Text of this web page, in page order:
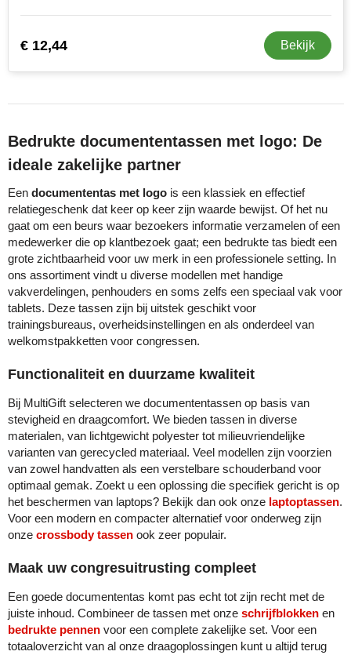
€ 12,44 Bekijk
Bedrukte documententassen met logo: De
ideale zakelijke partner
Een documententas met logois een klassiek en effectief
relatiegeschenk dat keer op keer zijn waarde bewijst. Of het nu
gaat om een beurs waar bezoekers informatie verzamelen of een
medewerker die op klantbezoek gaat; een bedrukte tas biedt een
grote zichtbaarheid voor uw merk in een professionele setting. In
ons assortiment vindt u diverse modellen met handige
vakverdelingen, penhouders en soms zelfs een speciaal vak voor
tablets. Deze tassen zijn bij uitstek geschikt voor
trainingsbureaus, overheidsinstellingen en als onderdeel van
welkomstpakketten voor congressen.
Functionaliteit en duurzame kwaliteit
Bij MultiGift selecteren we documententassen op basis van
stevigheid en draagcomfort. We bieden tassen in diverse
materialen, van lichtgewicht polyester tot milieuvriendelijke
varianten van gerecycled materiaal. Veel modellen zijn voorzien
van zowel handvatten als een verstelbare schouderband voor
optimaal gemak. Zoekt u een oplossing die specifiek gericht is op
het beschermen van laptops? Bekijk dan ook onze laptoptassen.
Voor een modern en compacter alternatief voor onderweg zijn
onze crossbody tassenook zeer populair.
Maak uw congresuitrusting compleet
Een goede documententas komt pas echt tot zijn recht met de
juiste inhoud. Combineer de tassen met onze schrijfblokkenen
bedrukte pennenvoor een complete zakelijke set. Voor een
totaaloverzicht van al onze draagoplossingen kunt u altijd terug